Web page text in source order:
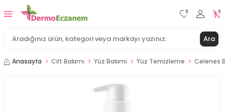
Ara
0 0
Anasayfa Cilt Bakımı Yüz Bakımı Yüz Temizleme Celenes